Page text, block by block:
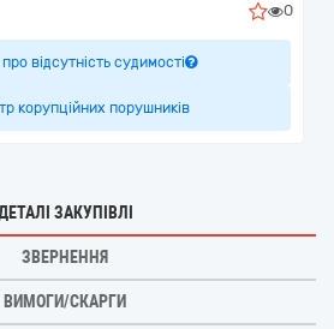
0
відсутність судимості
корупційних порушників
ЗАКУПІВЛІ
ЗВЕРНЕННЯ
ВИМОГИ/СКАРГИ